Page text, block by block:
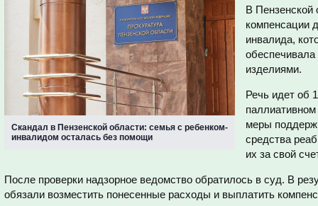
Скандал в Пензенской области: семья с ребенком-
инвалидом осталась без помощи
В Пензенской
компенсации
инвалида,
изделиями.
Речь идет об
меры
средства
их за свой
После проверки надзорное ведомство обратилось в суд. В
обязали возместить понесенные расходы и выплатить